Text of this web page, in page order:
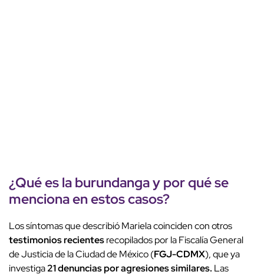
¿Qué es la burundanga y por qué se
menciona en estos casos?
Los síntomas que describió Mariela coinciden con otros
testimonios recientesrecopilados por la Fiscalía General
de Justicia de la Ciudad de México (FGJ-CDMX), que ya
investiga21 denuncias por agresiones similares. Las